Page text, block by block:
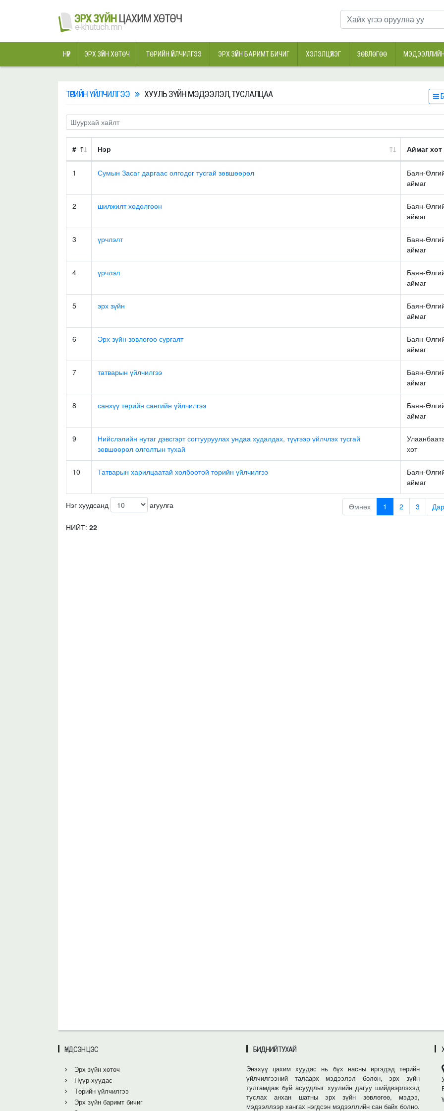
НҮҮР ЭРХ ЗҮЙН ХӨТӨЧ ТӨРИЙН ҮЙЛЧИЛГЭЭ ЭРХ ЗҮЙН БАРИМТ БИЧИГ ХЭЛЭЛЦҮҮЛЭГ ЗӨВЛӨГӨӨ
ТӨРИЙН ҮЙЛЧИЛГЭЭ ХУУЛЬ ЗҮЙН МЭДЭЭЛЭЛ, ТУСЛАЛЦАА
# Нэр Аймаг хот
1 Сумын Засаг даргаас олгодог тусгай зөвшөөрөл
Баян-
аймаг
2 шилжилт хөдөлгөөн
Баян-
аймаг
3 үрчлэлт
Баян-
аймаг
4 үрчлэл
Баян-
аймаг
5 эрх зүйн
Баян-
аймаг
6 Эрх зүйн зөвлөгөө сургалт
Баян-
аймаг
7 татварын үйлчилгээ
Баян-
аймаг
8 санхүү төрийн сангийн үйлчилгээ
Баян-
аймаг
9
Нийслэлийн нутаг дэвсгэрт согтууруулах ундаа худалдах, түүгээр үйлчлэх тусгай
зөвшөөрөл олголтын тухай
хот
10 Татварын харилцаатай холбоотой төрийн үйлчилгээ
Баян-
аймаг
Нэг хуудсанд агуулга Өмнөх 1 2 3
НИЙТ: 22
ҮНДСЭН ЦЭС
Эрх зүйн хөтөч
Нүүр хуудас
Төрийн үйлчилгээ
Эрх зүйн баримт бичиг
БИДНИЙ ТУХАЙ
Энэхүү цахим хуудас нь бүх насны иргэдэд төрийн
үйлчилгээний талаарх мэдээлэл болон, эрх зүйн
тулгамдаж буй асуудлыг хуулийн дагуу шийдвэрлэхэд
туслах анхан шатны эрх зүйн зөвлөгөө, мэдээ,
мэдээллээр хангах нэгдсэн мэдээллийн сан байх болно.